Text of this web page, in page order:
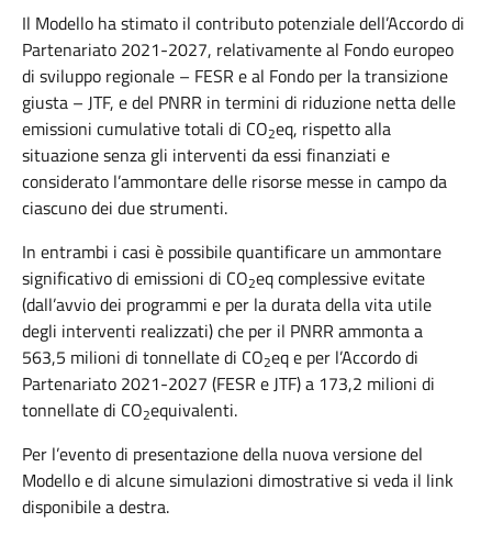
Il Modello ha stimato il contributo potenziale dell’Accordo di
Partenariato 2021-2027, relativamente al Fondo europeo
di sviluppo regionale – FESR e al Fondo per la transizione
giusta – JTF, e del PNRR in termini di riduzione netta delle
emissioni cumulative totali di CO2eq, rispetto alla
situazione senza gli interventi da essi finanziati e
considerato l’ammontare delle risorse messe in campo da
ciascuno dei due strumenti.
In entrambi i casi è possibile quantificare un ammontare
significativo di emissioni di CO2eq complessive evitate
(dall’avvio dei programmi e per la durata della vita utile
degli interventi realizzati) che per il PNRR ammonta a
563,5 milioni di tonnellate di CO2eq e per l’Accordo di
Partenariato 2021-2027 (FESR e JTF) a 173,2 milioni di
tonnellate di CO2equivalenti.
Per l’evento di presentazione della nuova versione del
Modello e di alcune simulazioni dimostrative si veda il link
disponibile a destra.